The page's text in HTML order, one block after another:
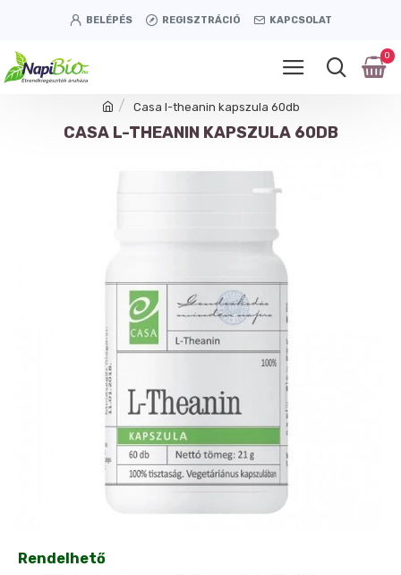
BELÉPÉS REGISZTRÁCIÓ KAPCSOLAT
0
Casa l-theanin kapszula 60db
CASA L-THEANIN KAPSZULA 60DB
Rendelhető